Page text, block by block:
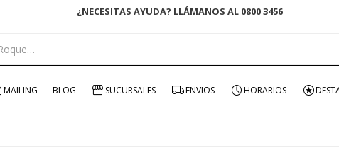
¿NECESITAS AYUDA? LLÁMANOS AL 0800 3456
MAILING BLOG SUCURSALES ENVIOS HORARIOS